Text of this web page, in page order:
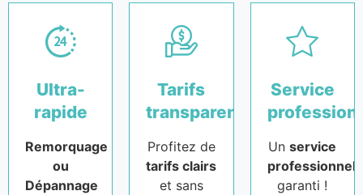
Ultra-
rapide
Remorquage
ou
Dépannage
Tarifs
transparents
Profitez de
tarifs clairs
et sans
Service
Unservice
professionnel
garanti !